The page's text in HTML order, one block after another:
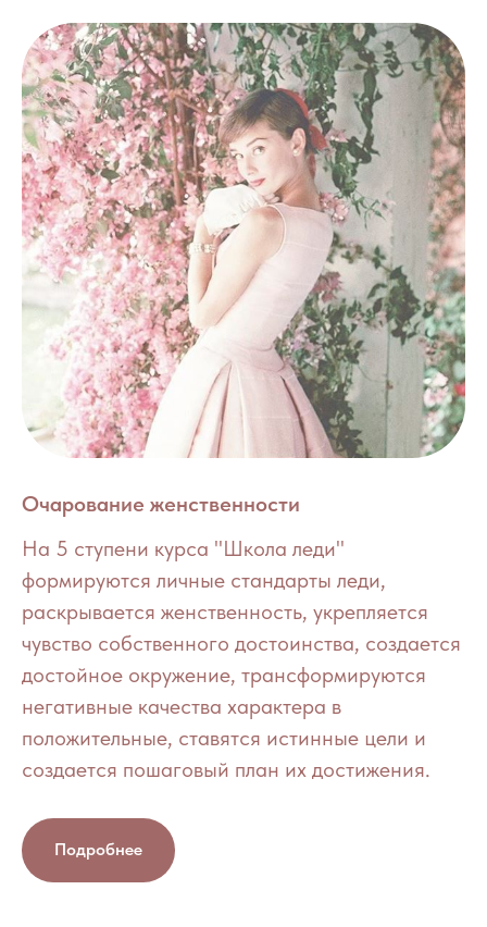
Очарование женственности
На 5 ступени курса "Школа леди"
формируются личные стандарты леди,
раскрывается женственность, укрепляется
чувство собственного достоинства, создается
достойное окружение, трансформируются
негативные качества характера в
положительные, ставятся истинные цели и
создается пошаговый план их достижения.
Подробнее